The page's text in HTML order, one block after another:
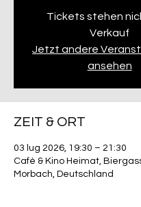
Tickets stehen
Verkauf
Jetzt andere
ansehen
ZEIT & ORT
03 lug 2026, 19:30 – 21:30
Café & Kino Heimat,
Morbach, Deutschland